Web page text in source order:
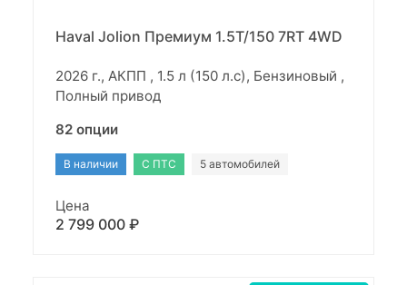
Haval Jolion Премиум 1.5T/150 7RT 4WD
2026 г., АКПП , 1.5 л (150 л.с), Бензиновый ,
Полный привод
82 опции
В наличии С ПТС 5 автомобилей
Цена
2 799 000 ₽